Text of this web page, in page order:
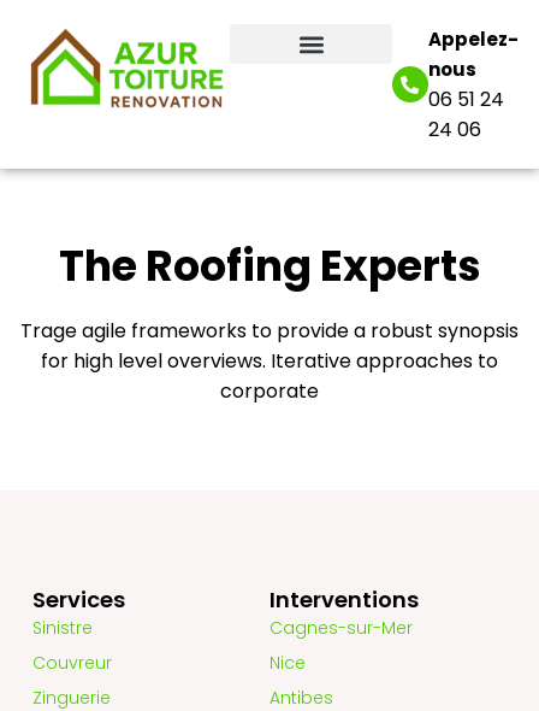
Appelez-
nous
06 51 24
24 06
The Roofing Experts
Trage agile frameworks to provide a robust synopsis
for high level overviews. Iterative approaches to
corporate
Services
Sinistre
Couvreur
Zinguerie
Interventions
Cagnes-sur-Mer
Nice
Antibes